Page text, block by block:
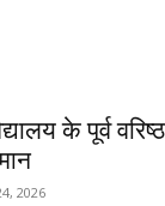
के पूर्व
2026